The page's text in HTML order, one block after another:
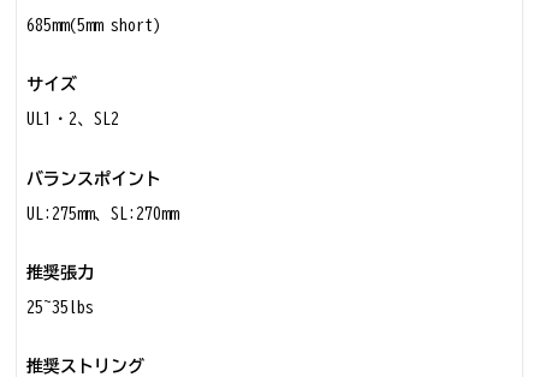
685mm(5mm short)
サイズ
UL1・2、SL2
バランスポイント
UL:275mm、SL:270mm
推奨張力
25~35lbs
推奨ストリング